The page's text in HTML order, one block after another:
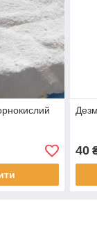
40